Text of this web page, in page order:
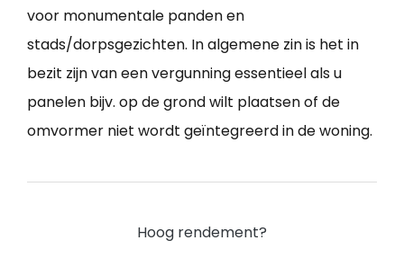
voor monumentale panden en
stads/dorpsgezichten. In algemene zin is het in
bezit zijn van een vergunning essentieel als u
panelen bijv. op de grond wilt plaatsen of de
omvormer niet wordt geïntegreerd in de woning.
Hoog rendement?